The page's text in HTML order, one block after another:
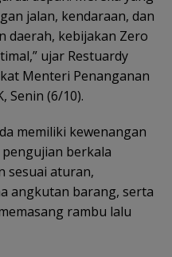
jalan, kendaraan, dan
daerah, kebijakan Zero
ujar Restuardy
Menteri Penanganan
Senin (6/10).
memiliki kewenangan
berkala
sesuai aturan,
angkutan barang, serta
rambu lalu